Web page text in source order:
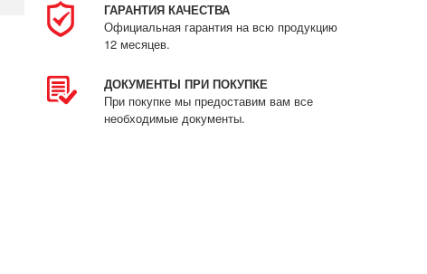
ГАРАНТИЯ КАЧЕСТВА
Официальная гарантия на всю продукцию
12 месяцев.
ДОКУМЕНТЫ ПРИ ПОКУПКЕ
При покупке мы предоставим вам все
необходимые документы.